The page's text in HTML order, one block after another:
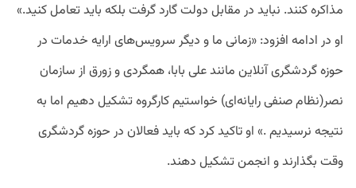
مذاکره کنند. نباید در مقابل دولت گارد گرفت بلکه باید تعامل کنید.»
او در ادامه افزود: «زمانی ما و دیگر سرویس‌های ارایه خدمات در
حوزه گردشگری آنلاین مانند علی بابا، همگردی و زورق از سازمان
نصر(نظام صنفی رایانه‌ای) خواستیم کارگروه تشکیل دهیم اما به
نتیجه نرسیدیم .» او تاکید کرد که باید فعالان در حوزه گردشگری
وقت بگذارند و انجمن تشکیل دهند.